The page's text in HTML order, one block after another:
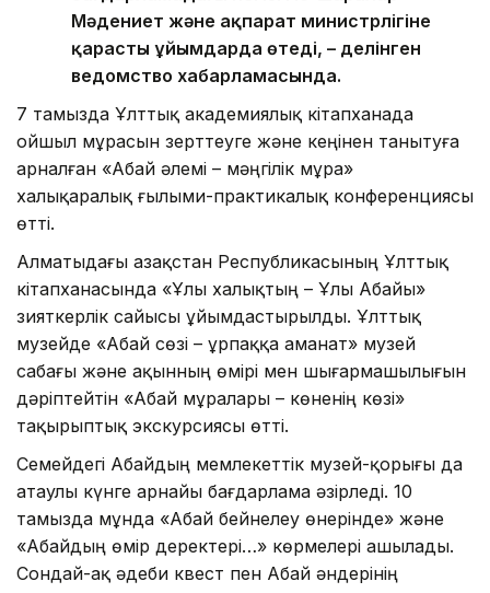
Мәдениет және ақпарат министрлігіне
қарасты ұйымдарда өтеді, – делінген
ведомство хабарламасында.
7 тамызда Ұлттық академиялық кітапханада
ойшыл мұрасын зерттеуге және кеңінен танытуға
арналған «Абай әлемі – мәңгілік мұра»
халықаралық ғылыми-практикалық конференциясы
өтті.
Алматыдағы Қазақстан Республикасының Ұлттық
кітапханасында «Ұлы халықтың – Ұлы Абайы»
зияткерлік сайысы ұйымдастырылды. Ұлттық
музейде «Абай сөзі – ұрпаққа аманат» музей
сабағы және ақынның өмірі мен шығармашылығын
дәріптейтін «Абай мұралары – көненің көзі»
тақырыптық экскурсиясы өтті.
Семейдегі Абайдың мемлекеттік музей-қорығы да
атаулы күнге арнайы бағдарлама әзірледі. 10
тамызда мұнда «Абай бейнелеу өнерінде» және
«Абайдың өмір деректері…» көрмелері ашылады.
Сондай-ақ әдеби квест пен Абай әндерінің